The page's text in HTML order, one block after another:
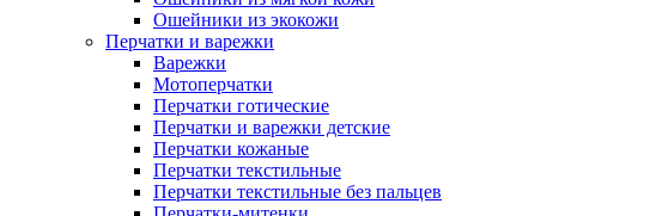
Ошейники из экокожи
Перчатки и варежки
Варежки
Мотоперчатки
Перчатки готические
Перчатки и варежки детские
Перчатки кожаные
Перчатки текстильные
Перчатки текстильные без пальцев